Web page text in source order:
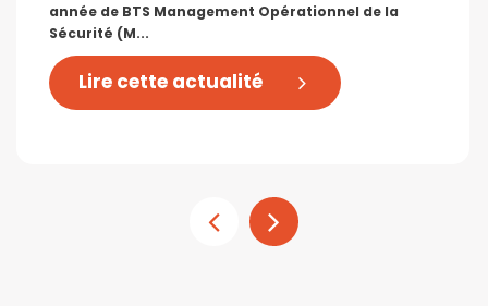
année de BTS Management Opérationnel de la
Sécurité (M...
Lire cette actualité